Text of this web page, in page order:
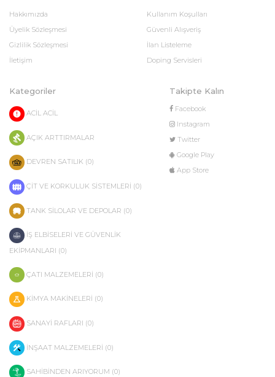
Hakkımızda
Üyelik Sözleşmesi
Gizlilik Sözleşmesi
İletişim
Kullanım Koşulları
Güvenli Alışveriş
İlan Listeleme
Doping Servisleri
Kategoriler
ACİL ACİL
AÇIK ARTTIRMALAR
DEVREN SATILIK (0)
ÇİT VE KORKULUK SİSTEMLERİ (0)
TANK SİLOLAR VE DEPOLAR (0)
İŞ ELBİSELERİ VE GÜVENLİK
EKİPMANLARI (0)
ÇATI MALZEMELERİ (0)
KİMYA MAKİNELERİ (0)
SANAYİ RAFLARI (0)
İNŞAAT MALZEMELERİ (0)
SAHİBİNDEN ARIYORUM (0)
Takipte Kalın
Facebook
Instagram
Twitter
Google Play
App Store